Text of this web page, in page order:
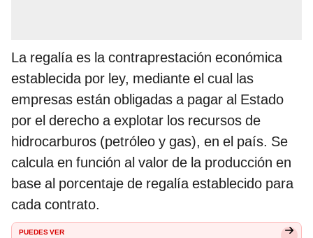
La regalía es la contraprestación económica
establecida por ley, mediante el cual las
empresas están obligadas a pagar al Estado
por el derecho a explotar los recursos de
hidrocarburos (petróleo y gas), en el país. Se
calcula en función al valor de la producción en
base al porcentaje de regalía establecido para
cada contrato.
PUEDES VER